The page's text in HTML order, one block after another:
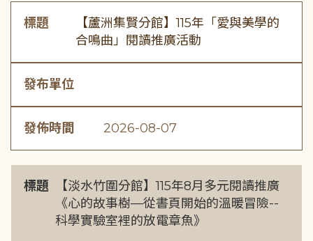
標題
【蘆洲集賢分館】115年「愛與美學的
合鳴曲」閱讀推廣活動
發布單位
發佈時間 2026-08-07
標題
【淡水竹圍分館】115年8月多元閱讀推廣
《心的故事樹—從書頁開始的溫暖冒險--
科學實驗室裡的放電章魚》